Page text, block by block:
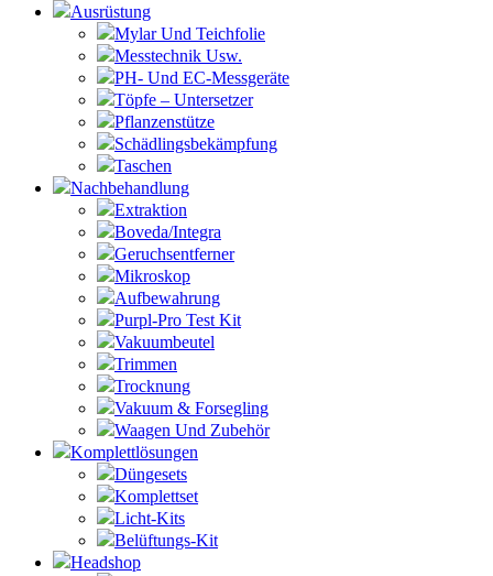
Ausrüstung
Mylar Und Teichfolie
Messtechnik Usw.
PH- Und EC-Messgeräte
Töpfe – Untersetzer
Pflanzenstütze
Schädlingsbekämpfung
Taschen
Nachbehandlung
Extraktion
Boveda/Integra
Geruchsentferner
Mikroskop
Aufbewahrung
Purpl-Pro Test Kit
Vakuumbeutel
Trimmen
Trocknung
Vakuum & Forsegling
Waagen Und Zubehör
Komplettlösungen
Düngesets
Komplettset
Licht-Kits
Belüftungs-Kit
Headshop